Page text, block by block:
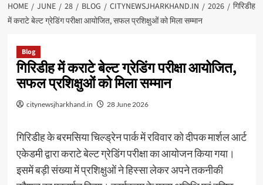
HOME JUNE 28 BLOG CITYNEWSJHARKHAND.IN 2026
गिरिडीह
में कराटे बेल्ट ग्रेडिंग परीक्षा आयोजित, सफल प्रशिक्षुओं को मिला सम्मान
Blog
गिरिडीह में कराटे बेल्ट ग्रेडिंग परीक्षा आयोजित,
सफल प्रशिक्षुओं को मिला सम्मान
citynewsjharkhand.in 28 June 2026
गिरिडीह के बरमसिया चिल्ड्रेन पार्क में रविवार को दीपक मार्शल आर्ट
एकेडमी द्वारा कराटे बेल्ट ग्रेडिंग परीक्षा का आयोजन किया गया।
इसमें बड़ी संख्या में प्रशिक्षुओं ने हिस्सा लेकर अपने तकनीकी